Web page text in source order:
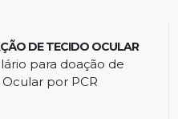
DE TECIDO OCULAR
para doação de
por PCR